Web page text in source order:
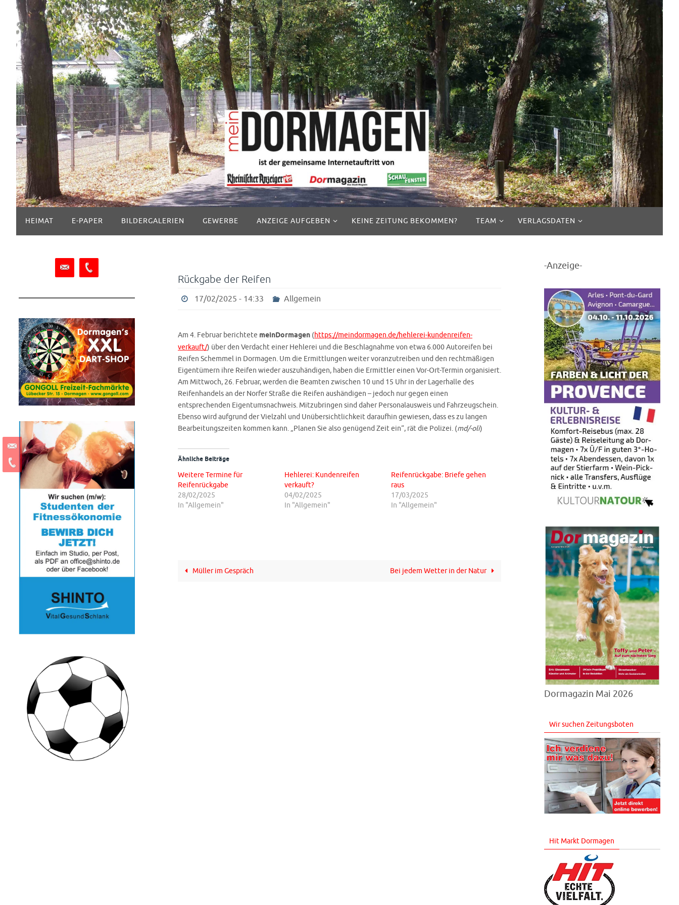
springen
Inhalt
springen
HEIMAT E-PAPER BILDERGALERIEN GEWERBE ANZEIGE AUFGEBEN KEINE ZEITUNG BEKOMMEN? TEAM VERLAGSDATEN
Rückgabe der Reifen
17/02/2025 - 14:33 Allgemein
Am 4. Februar berichtete meinDormagen (https://meindormagen.de/hehlerei-kundenreifen-
verkauft/) über den Verdacht einer Hehlerei und die Beschlagnahme von etwa 6.000 Autoreifen bei
Reifen Schemmel in Dormagen. Um die Ermittlungen weiter voranzutreiben und den rechtmäßigen
Eigentümern ihre Reifen wieder auszuhändigen, haben die Ermittler einen Vor-Ort-Termin organisiert.
Am Mittwoch, 26. Februar, werden die Beamten zwischen 10 und 15 Uhr in der Lagerhalle des
Reifenhandels an der Norfer Straße die Reifen aushändigen – jedoch nur gegen einen
entsprechenden Eigentumsnachweis. Mitzubringen sind daher Personalausweis und Fahrzeugschein.
Ebenso wird aufgrund der Vielzahl und Unübersichtlichkeit daraufhin gewiesen, dass es zu langen
Bearbeitungszeiten kommen kann. „Planen Sie also genügend Zeit ein“, rät die Polizei. (md/-oli)
Ähnliche Beiträge
Weitere Termine für
Reifenrückgabe
28/02/2025
In "Allgemein"
Hehlerei: Kundenreifen
verkauft?
04/02/2025
In "Allgemein"
Reifenrückgabe: Briefe gehen
raus
17/03/2025
In "Allgemein"
Müller im Gespräch Bei jedem Wetter in der Natur
-Anzeige-
Dormagazin Mai 2026
Wir suchen Zeitungsboten
Hit Markt Dormagen